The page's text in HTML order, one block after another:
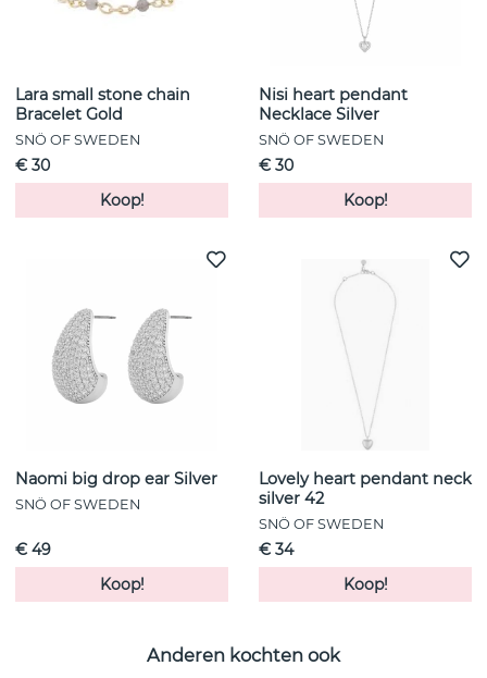
Lara small stone chain
Bracelet Gold
SNÖ OF SWEDEN
€ 30
Koop!
Nisi heart pendant
Necklace Silver
SNÖ OF SWEDEN
€ 30
Koop!
Naomi big drop ear Silver
SNÖ OF SWEDEN
€ 49
Koop!
Lovely heart pendant neck
silver 42
SNÖ OF SWEDEN
€ 34
Koop!
Anderen kochten ook